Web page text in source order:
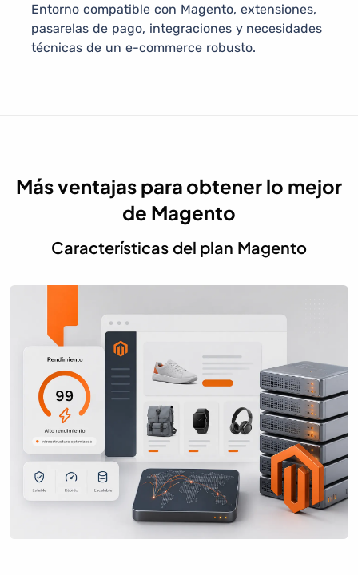
Entorno compatible con Magento, extensiones,
pasarelas de pago, integraciones y necesidades
técnicas de un e-commerce robusto.
Más ventajas para obtener lo mejor
de Magento
Características del plan Magento